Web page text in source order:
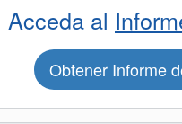
Acceda al
Obtener Informe